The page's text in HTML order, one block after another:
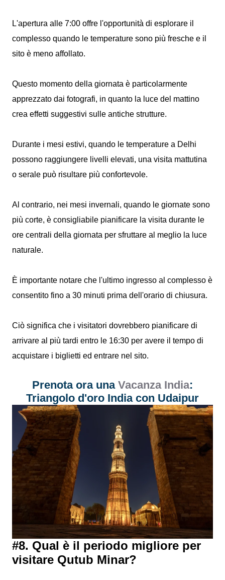
L'apertura alle 7:00 offre l'opportunità di esplorare il
complesso quando le temperature sono più fresche e il
sito è meno affollato.
Questo momento della giornata è particolarmente
apprezzato dai fotografi, in quanto la luce del mattino
crea effetti suggestivi sulle antiche strutture.
Durante i mesi estivi, quando le temperature a Delhi
possono raggiungere livelli elevati, una visita mattutina
o serale può risultare più confortevole.
Al contrario, nei mesi invernali, quando le giornate sono
più corte, è consigliabile pianificare la visita durante le
ore centrali della giornata per sfruttare al meglio la luce
naturale.
È importante notare che l'ultimo ingresso al complesso è
consentito fino a 30 minuti prima dell'orario di chiusura.
Ciò significa che i visitatori dovrebbero pianificare di
arrivare al più tardi entro le 16:30 per avere il tempo di
acquistare i biglietti ed entrare nel sito.
Prenota ora una Vacanza India:
Triangolo d'oro India con Udaipur
#8. Qual è il periodo migliore per
visitare Qutub Minar?